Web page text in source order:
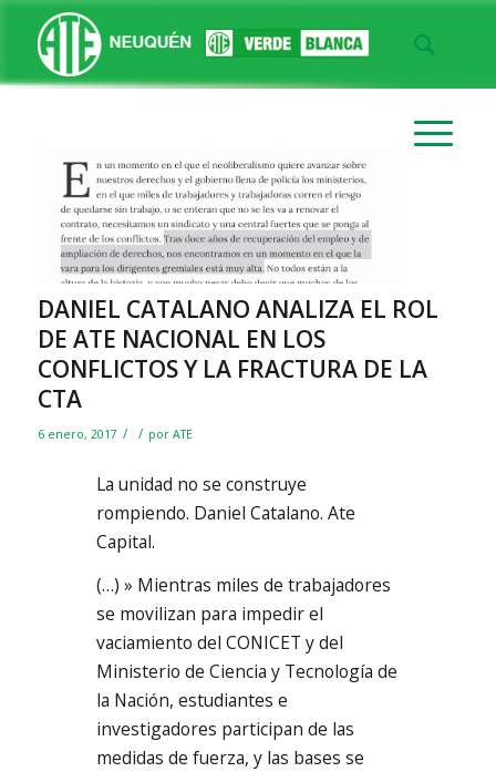
DANIEL CATALANO ANALIZA EL ROL
DE ATE NACIONAL EN LOS
CONFLICTOS Y LA FRACTURA DE LA
CTA
6 enero, 2017 / / por ATE
La unidad no se construye
rompiendo. Daniel Catalano. Ate
Capital.
(…) » Mientras miles de trabajadores
se movilizan para impedir el
vaciamiento del CONICET y del
Ministerio de Ciencia y Tecnología de
la Nación, estudiantes e
investigadores participan de las
medidas de fuerza, y las bases se